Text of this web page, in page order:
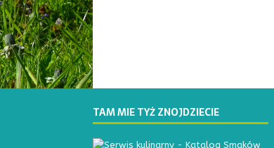
TAM MIE TYŻ ZNOJDZIECIE